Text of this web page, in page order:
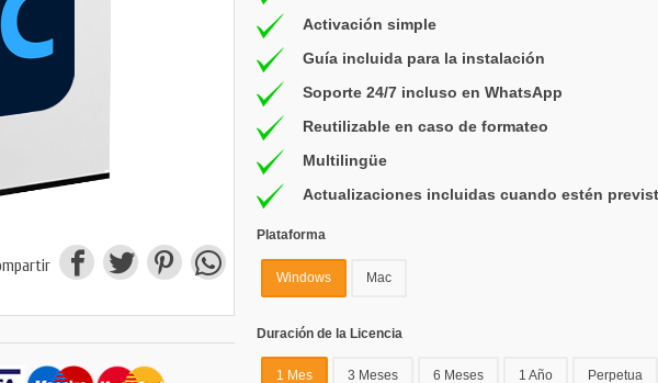
Activación simple
Guía incluida para la instalación
Soporte 24/7 incluso en WhatsApp
Reutilizable en caso de formateo
Multilingüe
Actualizaciones incluidas cuando estén
Plataforma
Windows Mac
Duración de la Licencia
1 Mes 3 Meses 6 Meses 1 Año Perpetua